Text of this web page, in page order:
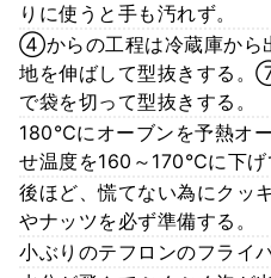
りに使うと手も汚れず。
④からの工程は冷蔵庫から
地を伸ばして型抜きする。
で袋を切って型抜きする。
180℃にオーブンを予熱オ
せ温度を160～170℃に下げ
後ほど、慌てない為にクッ
やナッツを必ず準備する。
小ぶりのテフロンのフライ